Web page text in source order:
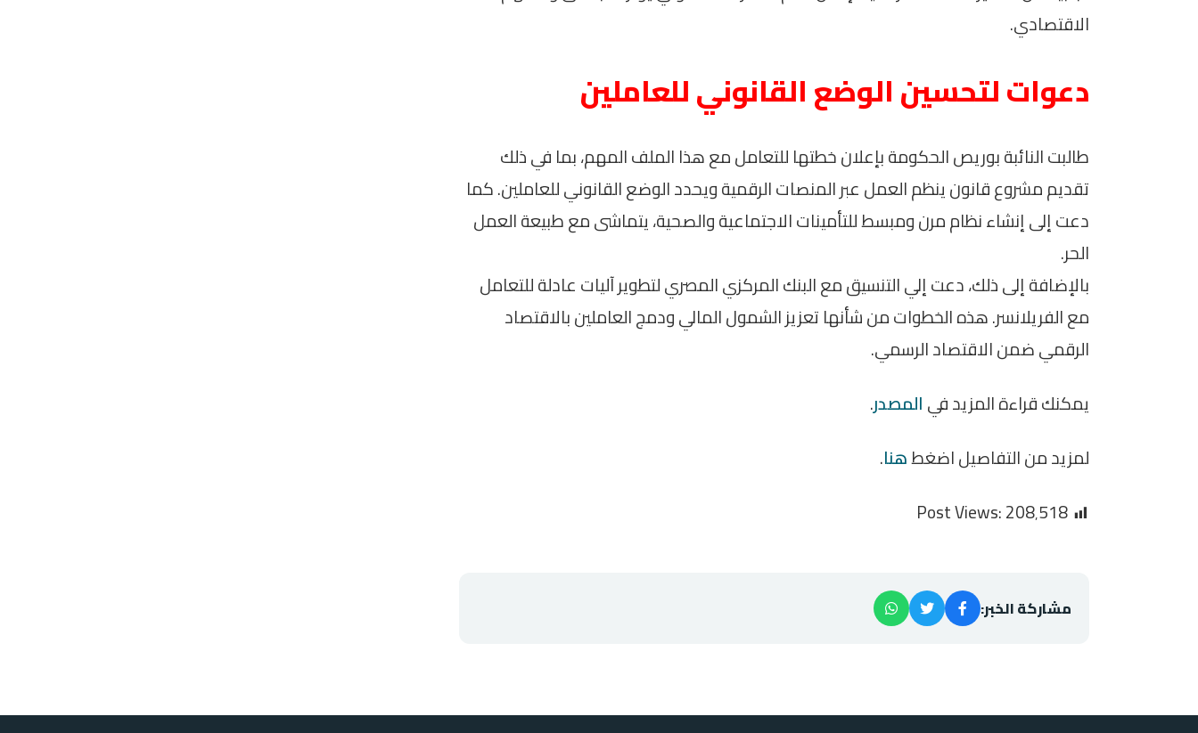
الاقتصادي.
دعوات لتحسين الوضع القانوني للعاملين
طالبت النائبة بوريص الحكومة بإعلان خطتها للتعامل مع هذا الملف المهم، بما في ذلك
تقديم مشروع قانون ينظم العمل عبر المنصات الرقمية ويحدد الوضع القانوني للعاملين. كما
دعت إلى إنشاء نظام مرن ومبسط للتأمينات الاجتماعية والصحية، يتماشى مع طبيعة العمل
الحر.
بالإضافة إلى ذلك، دعت إلي التنسيق مع البنك المركزي المصري لتطوير آليات عادلة للتعامل
مع الفريلانسر. هذه الخطوات من شأنها تعزيز الشمول المالي ودمج العاملين بالاقتصاد
الرقمي ضمن الاقتصاد الرسمي.
يمكنك قراءة المزيد فيالمصدر.
لمزيد من التفاصيل اضغطهنا.
Post Views:208٬518
مشاركة الخبر: